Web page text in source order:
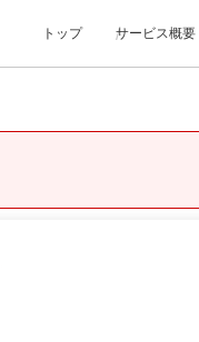
トップ サービス概要